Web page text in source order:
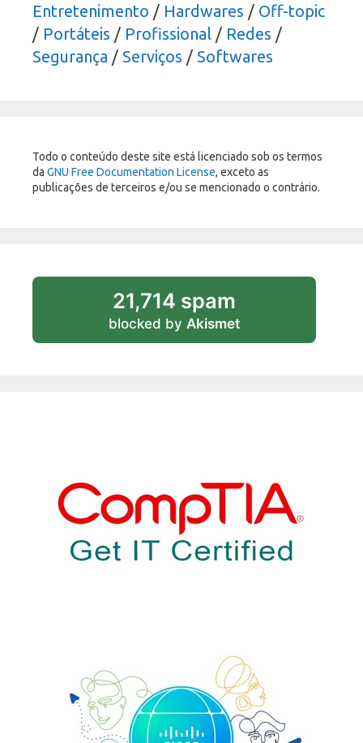
Entretenimento / Hardwares / Off-topic
/ Portáteis / Profissional / Redes /
Segurança / Serviços / Softwares
Todo o conteúdo deste site está licenciado sob os termos
da GNU Free Documentation License, exceto as
publicações de terceiros e/ou se mencionado o contrário.
21,714 spam
blocked by Akismet